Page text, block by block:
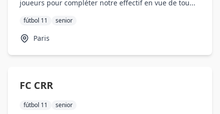
joueurs pour compléter notre effectif en vue de tou...
fútbol 11 senior
Paris
FC CRR
fútbol 11 senior